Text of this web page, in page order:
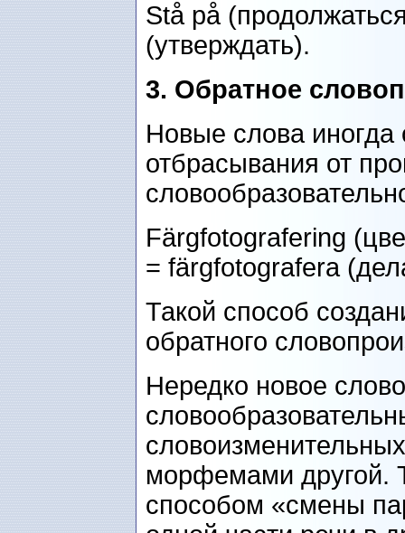
Stå på
(утверждать).
3. Обратное
Новые слова иногда
отбрасывания от
Färgfotografering
= färgfotografera
Такой способ
обратного
Нередко новое
морфемами другой.
способом «смены